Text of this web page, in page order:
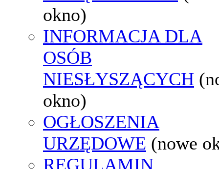
okno)
INFORMACJA DLA
OSÓB
NIESŁYSZĄCYCH
okno)
OGŁOSZENIA
URZĘDOWE (nowe
REGULAMIN